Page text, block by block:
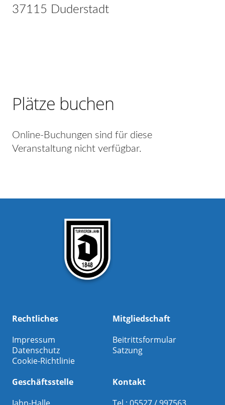
37115 Duderstadt
Plätze buchen
Online-Buchungen sind für diese
Veranstaltung nicht verfügbar.
Rechtliches
Impressum
Datenschutz
Cookie-Richtlinie
Mitgliedschaft
Beitrittsformular
Satzung
Geschäftsstelle
Kontakt